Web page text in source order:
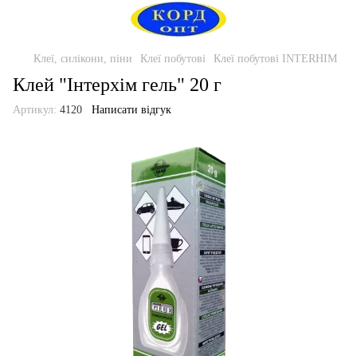
Клеї, силікони, піни Клеї побутові Клеї побутові INTERHIM
Клей "Інтерхім гель" 20 г
Артикул: 4120 Написати відгук